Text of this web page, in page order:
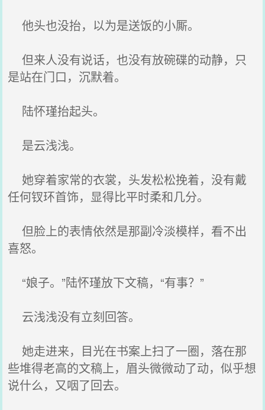
他头也没抬，以为是送饭的小厮。
但来人没有说话，也没有放碗碟的动静，只
是站在门口，沉默着。
陆怀瑾抬起头。
是云浅浅。
她穿着家常的衣裳，头发松松挽着，没有戴
任何钗环首饰，显得比平时柔和几分。
但脸上的表情依然是那副冷淡模样，看不出
喜怒。
“娘子。”陆怀瑾放下文稿，“有事？”
云浅浅没有立刻回答。
她走进来，目光在书案上扫了一圈，落在那
些堆得老高的文稿上，眉头微微动了动，似乎想
说什么，又咽了回去。